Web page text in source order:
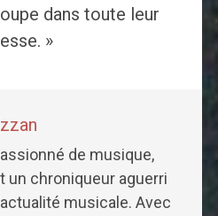
dans toute leur
»
de musique,
un chroniqueur aguerri
musicale. Avec